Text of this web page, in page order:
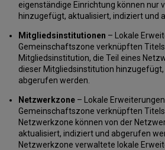
eigenständige Einrichtung können nur
hinzugefügt, aktualisiert, indiziert und
Mitgliedsinstitutionen – Lokale
Gemeinschaftszone verknüpften
Mitgliedsinstitution, die Teil eines
dieser Mitgliedsinstitution
abgerufen werden.
Netzwerkzone– Lokale
Gemeinschaftszone verknüpften
Netzwerkzone können von der
aktualisiert, indiziert und abgerufen
Netzwerkzone verwaltete lokale